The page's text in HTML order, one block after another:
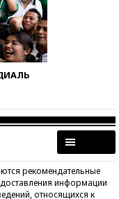
рекомендательные
информации
относящихся к